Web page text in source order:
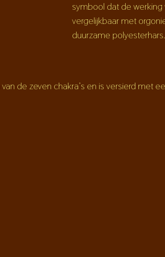
symbool dat de
vergelijkbaar met
duurzame polyesterhars.
de zeven chakra’s en is versierd met